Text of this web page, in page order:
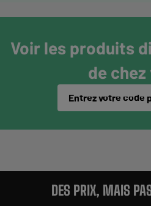
Voir les produits
de chez
Entrez votre code
DES PRIX, MAIS